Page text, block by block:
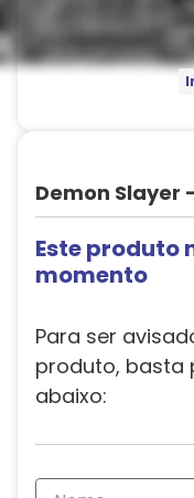
Demon Slayer
Este produto
momento
Para ser
produto, basta
abaixo: